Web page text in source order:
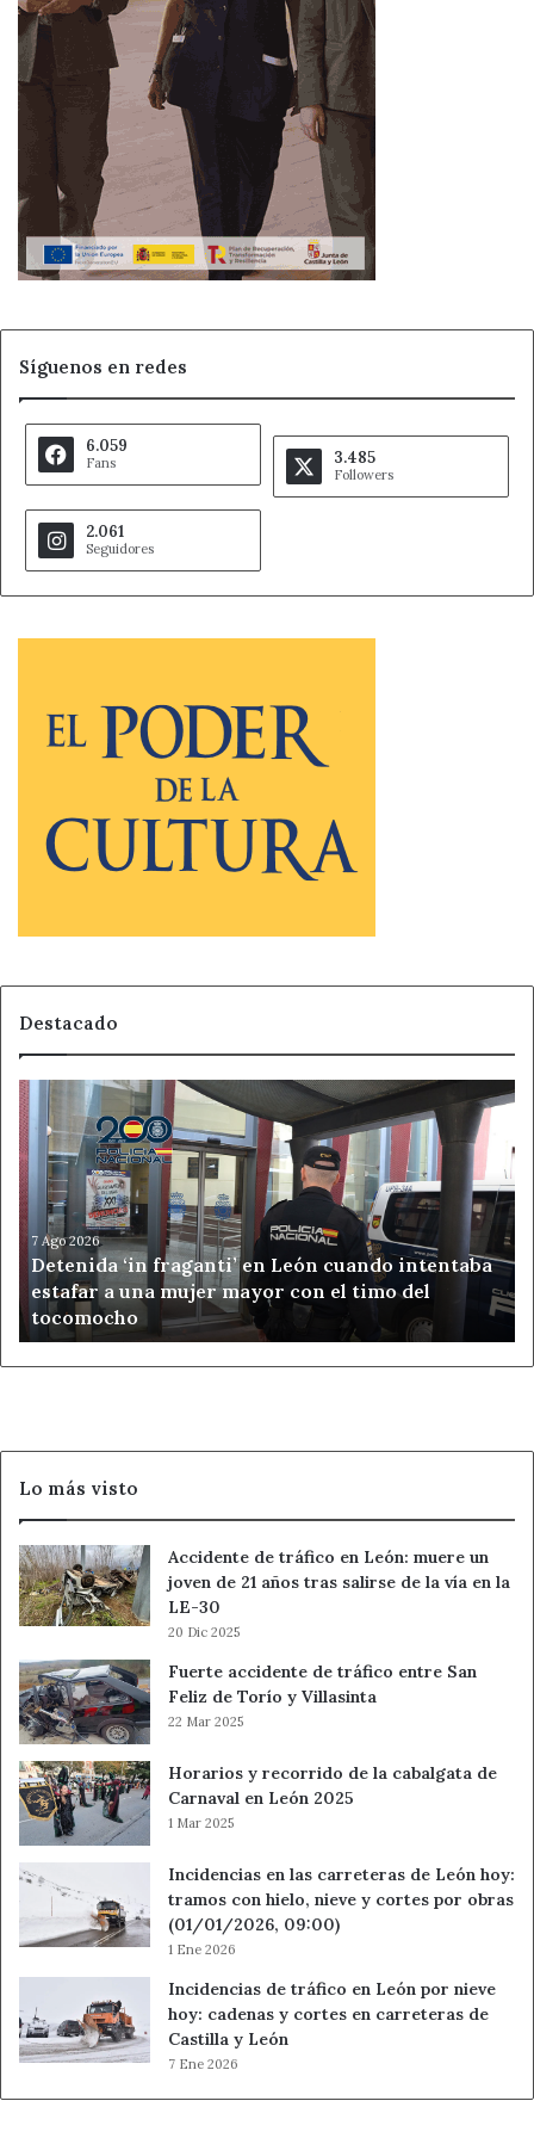
Síguenos en redes
6.059
Fans 3.485
Followers
2.061
Seguidores
Destacado
Detenida
‘in
fraganti’
en
León
cuando
intentaba
estafar
una
mujer
mayor
tocomocho
7 Ago 2026
Detenida ‘in fraganti’ en León cuando intentaba
estafar a una mujer mayor con el timo del
tocomocho
Lo más visto
Accidente de tráfico en León: muere un
joven de 21 años tras salirse de la vía en la
LE-30
20 Dic 2025
Fuerte accidente de tráfico entre San
Feliz de Torío y Villasinta
22 Mar 2025
Horarios y recorrido de la cabalgata de
Carnaval en León 2025
1 Mar 2025
Incidencias en las carreteras de León hoy:
tramos con hielo, nieve y cortes por obras
(01/01/2026, 09:00)
1 Ene 2026
Incidencias de tráfico en León por nieve
hoy: cadenas y cortes en carreteras de
Castilla y León
7 Ene 2026